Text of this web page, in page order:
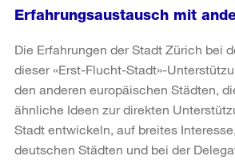
Erfahrungsaustausch mit
Die Erfahrungen der Stadt Zürich bei
dieser «Erst-Flucht-Stadt»-
den anderen europäischen Städten,
ähnliche Ideen zur direkten
Stadt entwickeln, auf breites
deutschen Städten und bei der